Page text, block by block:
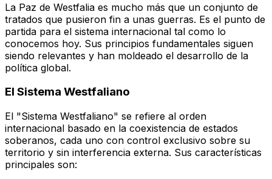
La Paz de Westfalia es mucho más que un conjunto de
tratados que pusieron fin a unas guerras. Es el punto de
partida para el sistema internacional tal como lo
conocemos hoy. Sus principios fundamentales siguen
siendo relevantes y han moldeado el desarrollo de la
política global.
El Sistema Westfaliano
El "Sistema Westfaliano" se refiere al orden
internacional basado en la coexistencia de estados
soberanos, cada uno con control exclusivo sobre su
territorio y sin interferencia externa. Sus características
principales son: